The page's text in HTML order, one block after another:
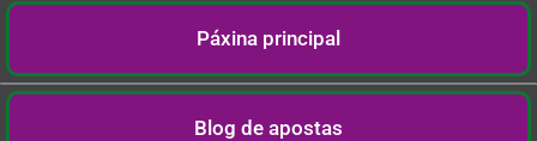
Páxina principal
Blog de apostas